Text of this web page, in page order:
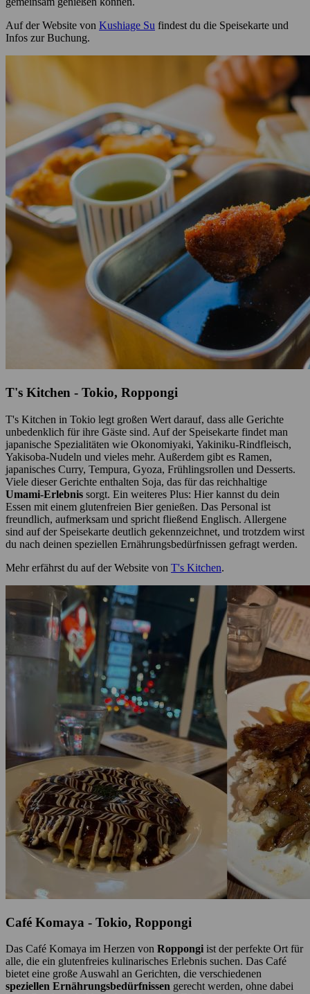
Auf der Website von Kushiage Su findest du die Speisekarte und
Infos zur Buchung.
T's Kitchen - Tokio, Roppongi
T's Kitchen in Tokio legt großen Wert darauf, dass alle Gerichte
unbedenklich für ihre Gäste sind. Auf der Speisekarte findet man
japanische Spezialitäten wie Okonomiyaki, Yakiniku-Rindfleisch,
Yakisoba-Nudeln und vieles mehr. Außerdem gibt es Ramen,
japanisches Curry, Tempura, Gyoza, Frühlingsrollen und Desserts.
Viele dieser Gerichte enthalten Soja, das für das reichhaltige
Umami-Erlebnis sorgt. Ein weiteres Plus: Hier kannst du dein
Essen mit einem glutenfreien Bier genießen. Das Personal ist
freundlich, aufmerksam und spricht fließend Englisch. Allergene
sind auf der Speisekarte deutlich gekennzeichnet, und trotzdem wirst
du nach deinen speziellen Ernährungsbedürfnissen gefragt werden.
Mehr erfährst du auf der Website von T's Kitchen.
Café Komaya - Tokio, Roppongi
Das Café Komaya im Herzen von Roppongi ist der perfekte Ort für
alle, die ein glutenfreies kulinarisches Erlebnis suchen. Das Café
bietet eine große Auswahl an Gerichten, die verschiedenen
speziellen Ernährungsbedürfnissen gerecht werden, ohne dabei